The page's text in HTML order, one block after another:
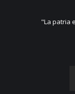
"La patria